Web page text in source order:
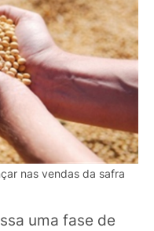
nas vendas da safra
uma fase de